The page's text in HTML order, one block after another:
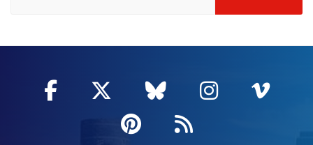
Facebook
, Ouvre une nouvelle fenêtre
Twitter
, Ouvre une nouvelle
Bluesky
, Ouvre une
Instagram
, Ouvre
,
Pinterest
, Ouvre une
Flux RSS